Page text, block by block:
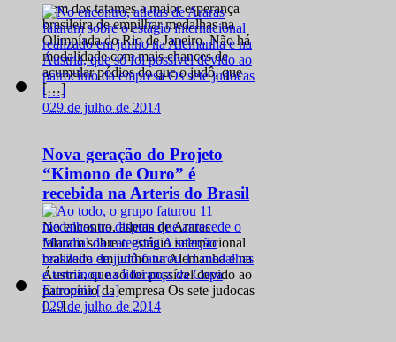
Vem dos tatames a maior esperança
brasileira de empilhar medalhas na
Olimpíada do Rio de Janeiro. Não há
modalidade com mais chances de
acumular pódios do que o judô, que
[…]
029 de julho de 2014
Nova geração do Projeto
“Kimono de Ouro” é
recebida na Arteris do Brasil
No encontro, atletas de Araras
falaram sobre o estágio internacional
realizado em junho na Alemanha e na
Áustria, que só foi possível devido ao
patrocínio da empresa Os sete judocas
[…]
029 de julho de 2014